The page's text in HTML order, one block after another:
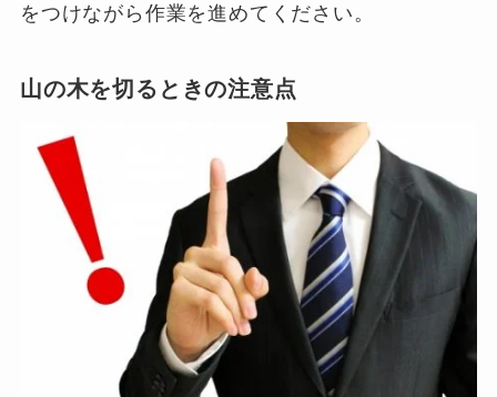
をつけながら作業を進めてください。
山の木を切るときの注意点